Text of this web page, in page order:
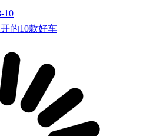
的10款好车
10